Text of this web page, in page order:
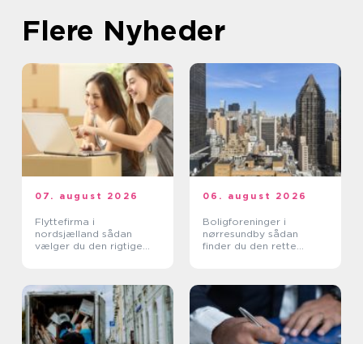
Flere Nyheder
07. august 2026
Flyttefirma i
nordsjælland sådan
vælger du den rigtige
06. august 2026
Boligforeninger i
nørresundby sådan
finder du den rette